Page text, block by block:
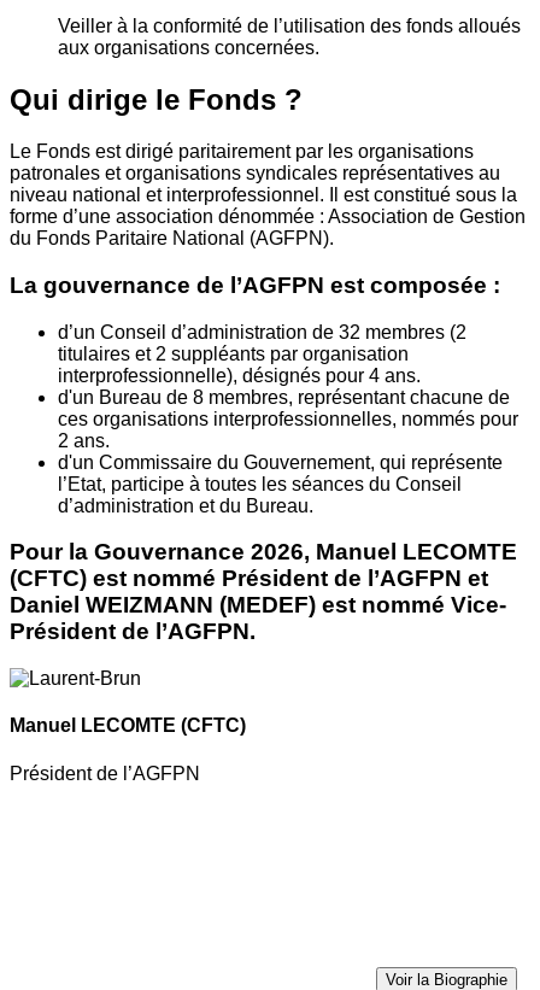
Veiller à la conformité de l’utilisation des fonds alloués
aux organisations concernées.
Qui dirige le Fonds ?
Le Fonds est dirigé paritairement par les organisations
patronales et organisations syndicales représentatives au
niveau national et interprofessionnel. Il est constitué sous la
forme d’une association dénommée : Association de Gestion
du Fonds Paritaire National (AGFPN).
La gouvernance de l’AGFPN est composée :
d’un Conseil d’administration de 32 membres (2
titulaires et 2 suppléants par organisation
interprofessionnelle), désignés pour 4 ans.
d'un Bureau de 8 membres, représentant chacune de
ces organisations interprofessionnelles, nommés pour
2 ans.
d'un Commissaire du Gouvernement, qui représente
l’Etat, participe à toutes les séances du Conseil
d’administration et du Bureau.
Pour la Gouvernance 2026, Manuel LECOMTE
(CFTC) est nommé Président de l’AGFPN et
Daniel WEIZMANN (MEDEF) est nommé Vice-
Président de l’AGFPN.
Manuel LECOMTE (CFTC)
Président de l’AGFPN
Voir la Biographie